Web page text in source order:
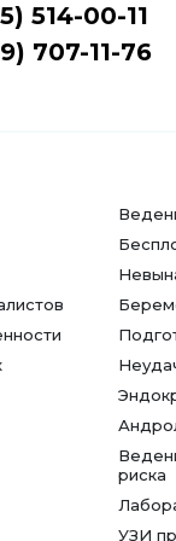
514-00-11
707-11-76
риска
УЗИ